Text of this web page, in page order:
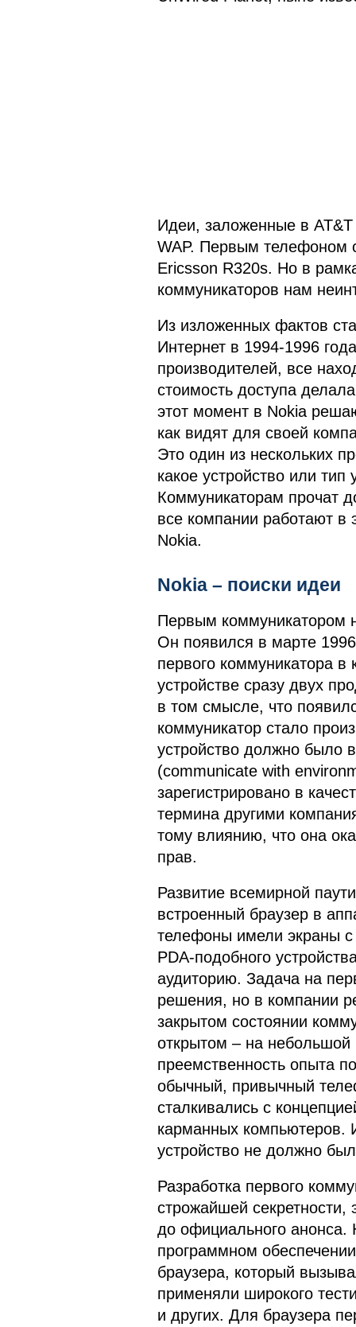
Идеи, заложенные в
WAP. Первым телефоном
Ericsson R320s. Но в
коммуникаторов нам
Из изложенных фактов
Интернет в 1994-1996
производителей, все
стоимость доступа
этот момент в Nokia
как видят для своей
Это один из нескольких
какое устройство или
Коммуникаторам прочат
все компании работают в
Nokia.
Nokia – поиски идеи
Первым коммуникатором
Он появился в марте
первого коммуникатора
устройстве сразу двух
в том смысле, что
коммуникатор стало
устройство должно было
(communicate with
зарегистрировано в
термина другими
тому влиянию, что она
прав.
Развитие всемирной
встроенный браузер в
телефоны имели экраны
PDA-подобного
аудиторию. Задача на
решения, но в компании
закрытом состоянии
открытом – на
преемственность опыта
обычный, привычный
сталкивались с
карманных компьютеров.
устройство не должно
Разработка первого
строжайшей секретности,
до официального анонса.
программном
браузера, который
применяли широкого
и других. Для браузера